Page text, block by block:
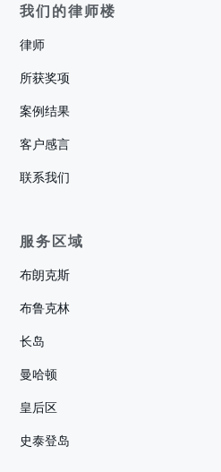
我们的律师楼
律师
所获奖项
案例结果
客户感言
联系我们
服务区域
布朗克斯
布鲁克林
长岛
曼哈顿
皇后区
史泰登岛